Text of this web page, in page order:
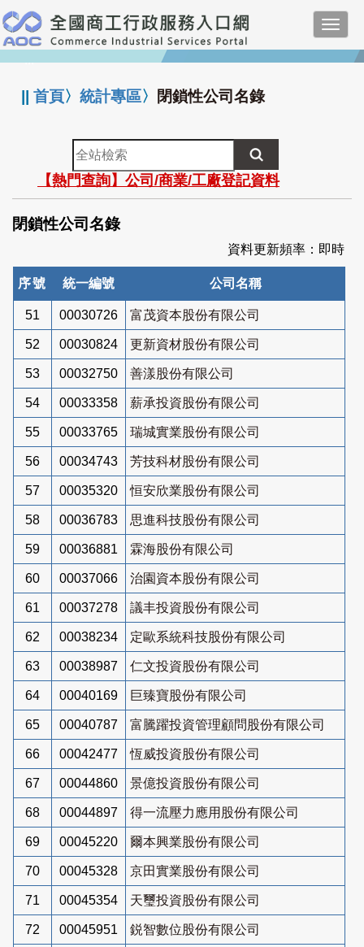
跳
到
主
要
:::
||首頁〉統計專區〉 閉鎖性公司名錄
全
站
檢
索
【熱門查詢】公司/商業/工廠登記資料
閉鎖性公司名錄
資料更新頻率：即時
序號 統一編號 公司名稱
51 00030726 富茂資本股份有限公司
52 00030824 更新資材股份有限公司
53 00032750 善漾股份有限公司
54 00033358 薪承投資股份有限公司
55 00033765 瑞城實業股份有限公司
56 00034743 芳技科材股份有限公司
57 00035320 恒安欣業股份有限公司
58 00036783 思進科技股份有限公司
59 00036881 霖海股份有限公司
60 00037066 治園資本股份有限公司
61 00037278 議丰投資股份有限公司
62 00038234 定歐系統科技股份有限公司
63 00038987 仁文投資股份有限公司
64 00040169 巨臻寶股份有限公司
65 00040787 富騰躍投資管理顧問股份有限公司
66 00042477 恆威投資股份有限公司
67 00044860 景億投資股份有限公司
68 00044897 得一流壓力應用股份有限公司
69 00045220 爾本興業股份有限公司
70 00045328 京田實業股份有限公司
71 00045354 天璽投資股份有限公司
72 00045951 鋭智數位股份有限公司